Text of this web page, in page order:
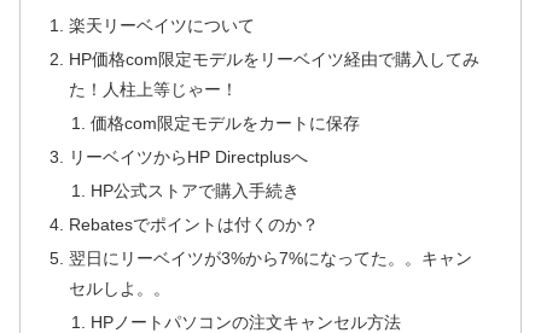
楽天リーベイツについて
HP価格com限定モデルをリーベイツ経由で購入してみ
た！人柱上等じゃー！
価格com限定モデルをカートに保存
リーベイツからHP Directplusへ
HP公式ストアで購入手続き
Rebatesでポイントは付くのか？
翌日にリーベイツが3%から7%になってた。。キャン
セルしよ。。
HPノートパソコンの注文キャンセル方法